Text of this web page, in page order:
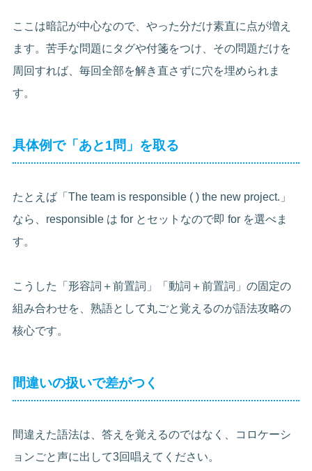
ここは暗記が中心なので、やった分だけ素直に点が増え
ます。苦手な問題にタグや付箋をつけ、その問題だけを
周回すれば、毎回全部を解き直さずに穴を埋められま
す。
具体例で「あと1問」を取る
たとえば「The team is responsible ( ) the new project.」
なら、responsible は for とセットなので即 for を選べま
す。
こうした「形容詞＋前置詞」「動詞＋前置詞」の固定の
組み合わせを、熟語として丸ごと覚えるのが語法攻略の
核心です。
間違いの扱いで差がつく
間違えた語法は、答えを覚えるのではなく、コロケーシ
ョンごと声に出して3回唱えてください。